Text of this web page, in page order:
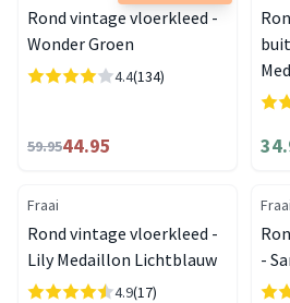
Rond vintage vloerkleed -
Wonder Groen
4.4(134)
59.9544.95
Fraai
Rond vintage vloerkleed -
Lily Medaillon Lichtblauw
4.9(17)
Fraai
-